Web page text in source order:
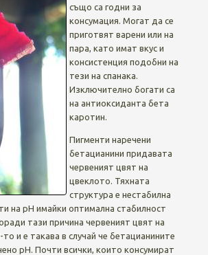
също са годни за
консумация. Могат да се
приготвят варени или на
пара, като имат вкус и
консистенция подобни на
тези на спанака.
Изключително богати са
на антиоксиданта бета
каротин.
Пигменти наречени
бетацианини придавата
червеният цвят на
цвеклото. Тяхната
структура е нестабилна
на pH имайки оптимална стабилност
тази причина червеният цвят на
и е такава в случай че бетацианините
pH. Почти всички, които консумират